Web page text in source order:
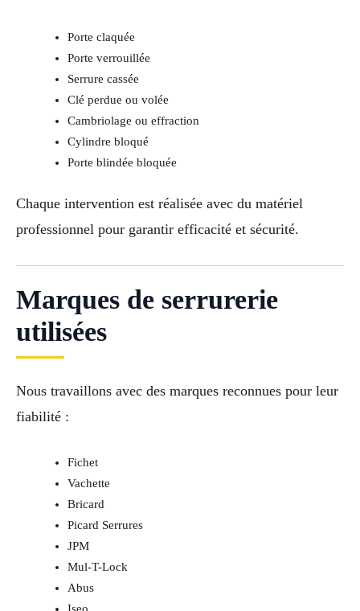
Porte claquée
Porte verrouillée
Serrure cassée
Clé perdue ou volée
Cambriolage ou effraction
Cylindre bloqué
Porte blindée bloquée
Chaque intervention est réalisée avec du matériel
professionnel pour garantir efficacité et sécurité.
Marques de serrurerie
utilisées
Nous travaillons avec des marques reconnues pour leur
fiabilité :
Fichet
Vachette
Bricard
Picard Serrures
JPM
Mul-T-Lock
Abus